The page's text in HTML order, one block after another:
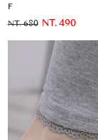
F
NT. 680 NT. 490